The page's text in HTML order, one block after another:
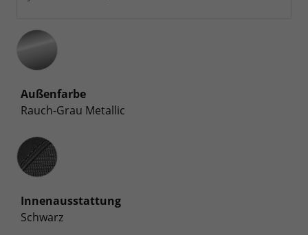
Außenfarbe
Rauch-Grau Metallic
Innenausstattung
Innenausstattung
Schwarz